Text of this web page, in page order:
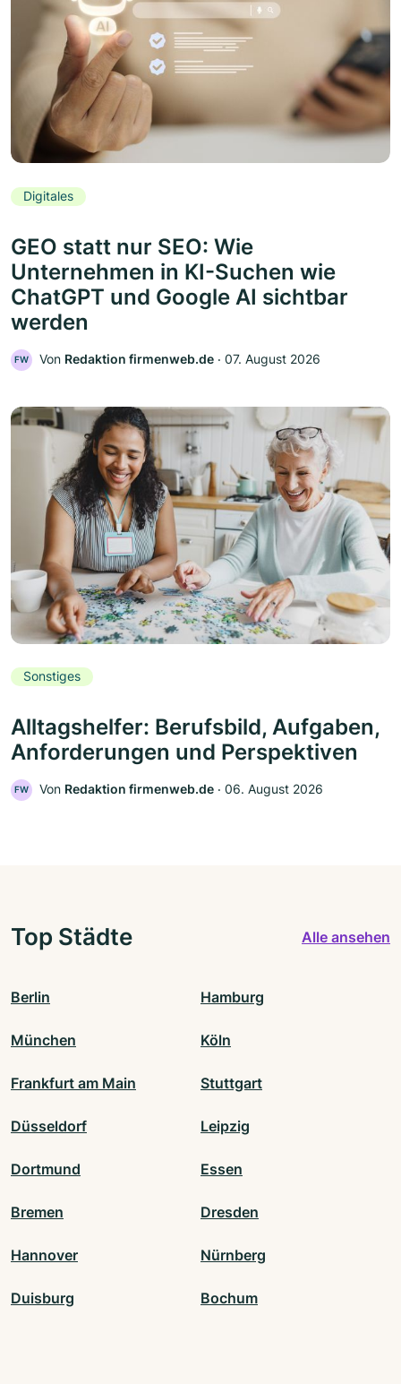
Digitales
GEO statt nur SEO: Wie
Unternehmen in KI-Suchen wie
ChatGPT und Google AI sichtbar
werden
FW Von Redaktion firmenweb.de ‧ 07. August 2026
Sonstiges
Alltagshelfer: Berufsbild, Aufgaben,
Anforderungen und Perspektiven
FW Von Redaktion firmenweb.de ‧ 06. August 2026
Top Städte Alle ansehen
Berlin Hamburg
München Köln
Frankfurt am Main Stuttgart
Düsseldorf Leipzig
Dortmund Essen
Bremen Dresden
Hannover Nürnberg
Duisburg Bochum